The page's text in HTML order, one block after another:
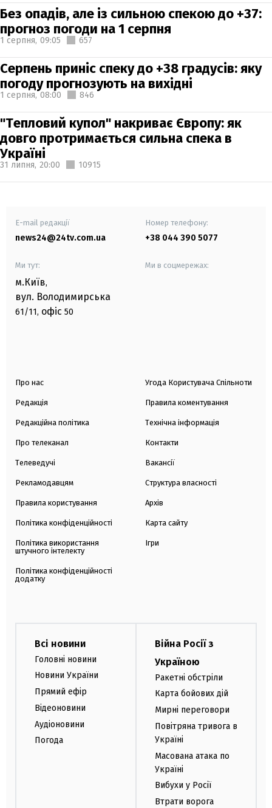
Без опадів, але із сильною спекою до +37:
прогноз погоди на 1 серпня
1 серпня, 09:05 657
Серпень приніс спеку до +38 градусів: яку
погоду прогнозують на вихідні
1 серпня, 08:00 846
"Тепловий купол" накриває Європу: як
довго протримається сильна спека в
Україні
31 липня, 20:00 10915
E-mail редакції
news24@24tv.com.ua
Номер телефону:
+38 044 390 5077
Ми тут:
м.Київ,
вул. Володимирська
61/11, офіс 50
Ми в соцмережах:
Про нас
Редакція
Редакційна політика
Про телеканал
Телеведучі
Рекламодавцям
Правила користування
Політика конфіденційності
Політика використання
штучного інтелекту
Політика конфіденційності
додатку
Угода Користувача Спільноти
Правила коментування
Технічна інформація
Контакти
Вакансії
Структура власності
Архів
Карта сайту
Ігри
Всі новини
Головні новини
Новини України
Прямий ефір
Відеоновини
Аудіоновини
Погода
Війна Росії з
Україною
Ракетні обстріли
Карта бойових дій
Мирні переговори
Повітряна тривога в
Україні
Масована атака по
Україні
Вибухи у Росії
Втрати ворога